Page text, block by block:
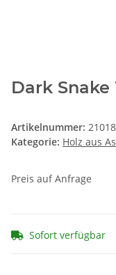
Dark Snake
Artikelnummer: 21018
Kategorie: Holz aus
Preis auf Anfrage
Sofort verfügbar